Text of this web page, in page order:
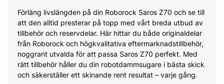
Förläng livslängden på din Roborock Saros Z70 och se till
att den alltid presterar på topp med vårt breda utbud av
tillbehör och reservdelar. Här hittar du både originaldelar
från Roborock och högkvalitativa eftermarknadstillbehör,
noggrant utvalda för att passa Saros Z70 perfekt. Med
rätt tillbehör håller du din robotdammsugare i bästa skick
och säkerställer ett skinande rent resultat – varje gång.